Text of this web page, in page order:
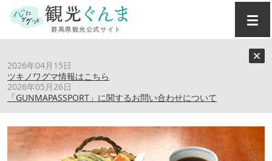
2026年04月15日
ツキノワグマ情報はこちら
2026年05月26日
「GUNMAPASSPORT」に関するお問い合わせについて
ベーカリーカフェレンガ 恋瓦（れんが）
ベーカリーカフェレンガ 恋瓦（れんが）